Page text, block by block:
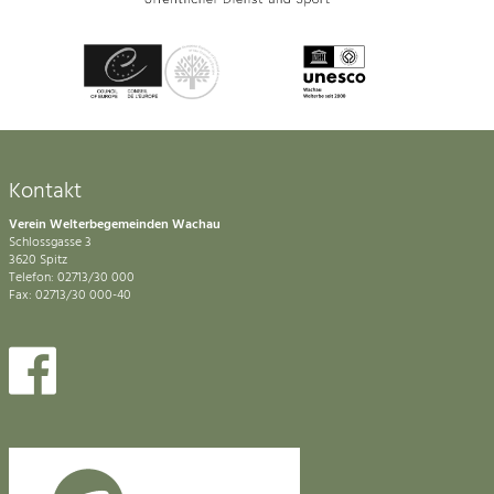
Kontakt
Verein Welterbegemeinden Wachau
Schlossgasse 3
3620 Spitz
Telefon: 02713/30 000
Fax: 02713/30 000-40